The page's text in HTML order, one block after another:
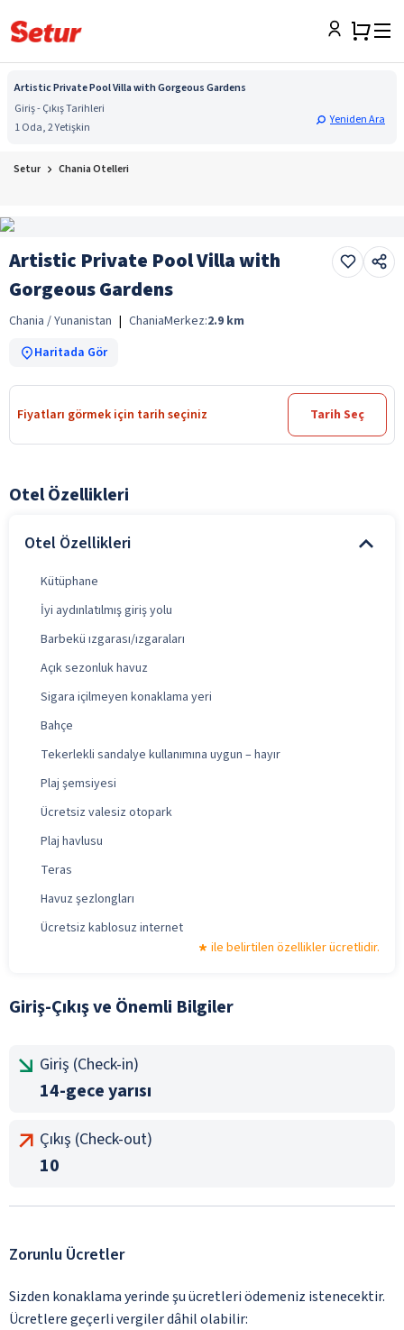
Artistic Private Pool Villa with Gorgeous Gardens
Giriş - Çıkış Tarihleri
1 Oda, 2 Yetişkin
Yeniden Ara
Setur Chania Otelleri
Artistic Private Pool Villa with
Gorgeous Gardens
Chania / Yunanistan | ChaniaMerkez:2.9 km
Haritada Gör
Fiyatları görmek için tarih seçiniz Tarih Seç
Otel Özellikleri
Otel Özellikleri
Kütüphane
İyi aydınlatılmış giriş yolu
Barbekü ızgarası/ızgaraları
Açık sezonluk havuz
Sigara içilmeyen konaklama yeri
Bahçe
Tekerlekli sandalye kullanımına uygun – hayır
Plaj şemsiyesi
Ücretsiz valesiz otopark
Plaj havlusu
Teras
Havuz şezlongları
Ücretsiz kablosuz internet
ile belirtilen özellikler ücretlidir.
Giriş-Çıkış ve Önemli Bilgiler
Giriş (Check-in)
14-gece yarısı
Çıkış (Check-out)
10
Zorunlu Ücretler
Sizden konaklama yerinde şu ücretleri ödemeniz istenecektir.
Ücretlere geçerli vergiler dâhil olabilir: